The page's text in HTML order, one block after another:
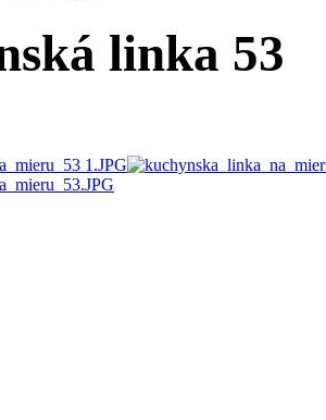
linka 53